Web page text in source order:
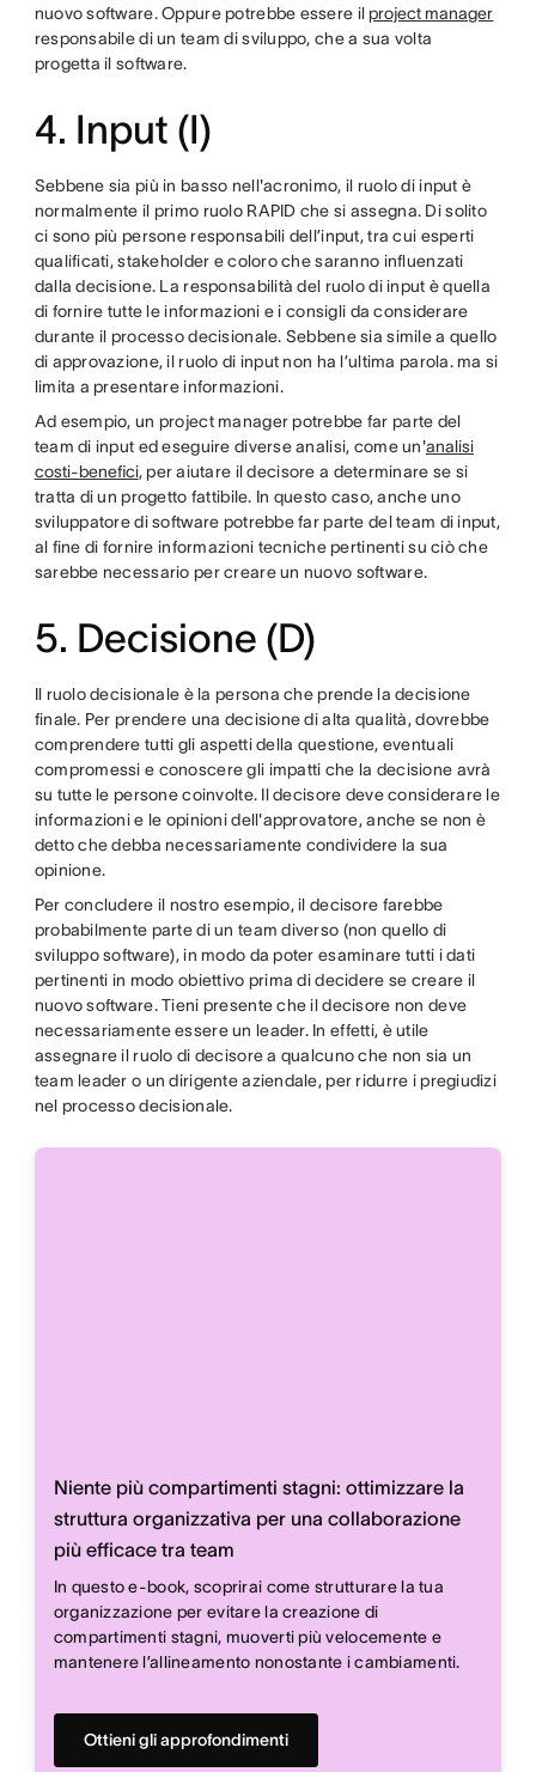
nuovo software. Oppure potrebbe essere il project manager
responsabile di un team di sviluppo, che a sua volta
progetta il software.
4. Input (I)
Sebbene sia più in basso nell'acronimo, il ruolo di input è
normalmente il primo ruolo RAPID che si assegna. Di solito
ci sono più persone responsabili dell’input, tra cui esperti
qualificati, stakeholder e coloro che saranno influenzati
dalla decisione. La responsabilità del ruolo di input è quella
di fornire tutte le informazioni e i consigli da considerare
durante il processo decisionale. Sebbene sia simile a quello
di approvazione, il ruolo di input non ha l’ultima parola. ma si
limita a presentare informazioni.
Ad esempio, un project manager potrebbe far parte del
team di input ed eseguire diverse analisi, come un'analisi
costi-benefici, per aiutare il decisore a determinare se si
tratta di un progetto fattibile. In questo caso, anche uno
sviluppatore di software potrebbe far parte del team di input,
al fine di fornire informazioni tecniche pertinenti su ciò che
sarebbe necessario per creare un nuovo software.
5. Decisione (D)
Il ruolo decisionale è la persona che prende la decisione
finale. Per prendere una decisione di alta qualità, dovrebbe
comprendere tutti gli aspetti della questione, eventuali
compromessi e conoscere gli impatti che la decisione avrà
su tutte le persone coinvolte. Il decisore deve considerare le
informazioni e le opinioni dell'approvatore, anche se non è
detto che debba necessariamente condividere la sua
opinione.
Per concludere il nostro esempio, il decisore farebbe
probabilmente parte di un team diverso (non quello di
sviluppo software), in modo da poter esaminare tutti i dati
pertinenti in modo obiettivo prima di decidere se creare il
nuovo software. Tieni presente che il decisore non deve
necessariamente essere un leader. In effetti, è utile
assegnare il ruolo di decisore a qualcuno che non sia un
team leader o un dirigente aziendale, per ridurre i pregiudizi
nel processo decisionale.
Niente più compartimenti stagni: ottimizzare la
struttura organizzativa per una collaborazione
più efficace tra team
In questo e-book, scoprirai come strutturare la tua
organizzazione per evitare la creazione di
compartimenti stagni, muoverti più velocemente e
mantenere l’allineamento nonostante i cambiamenti.
Ottieni gli approfondimenti